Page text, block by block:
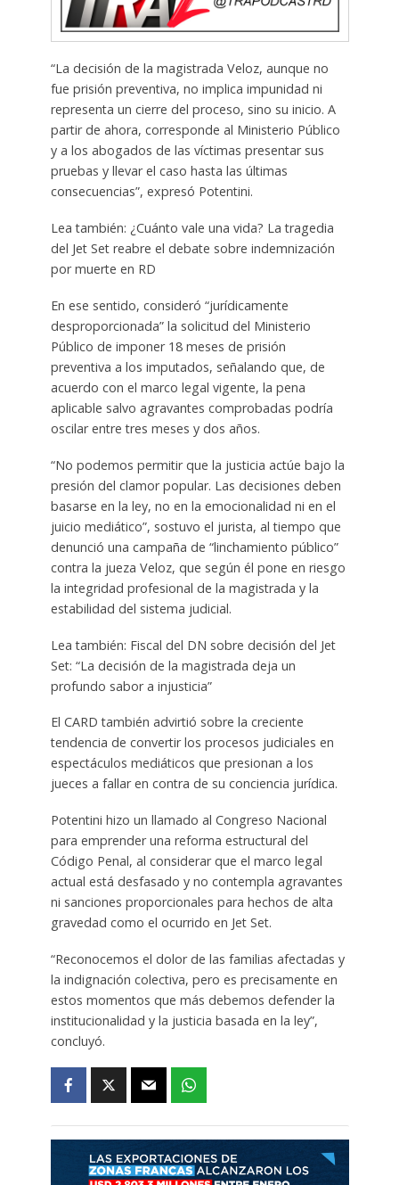
“La decisión de la magistrada Veloz, aunque no
fue prisión preventiva, no implica impunidad ni
representa un cierre del proceso, sino su inicio. A
partir de ahora, corresponde al Ministerio Público
y a los abogados de las víctimas presentar sus
pruebas y llevar el caso hasta las últimas
consecuencias”, expresó Potentini.
Lea también: ¿Cuánto vale una vida? La tragedia
del Jet Set reabre el debate sobre indemnización
por muerte en RD
En ese sentido, consideró “jurídicamente
desproporcionada” la solicitud del Ministerio
Público de imponer 18 meses de prisión
preventiva a los imputados, señalando que, de
acuerdo con el marco legal vigente, la pena
aplicable salvo agravantes comprobadas podría
oscilar entre tres meses y dos años.
“No podemos permitir que la justicia actúe bajo la
presión del clamor popular. Las decisiones deben
basarse en la ley, no en la emocionalidad ni en el
juicio mediático”, sostuvo el jurista, al tiempo que
denunció una campaña de “linchamiento público”
contra la jueza Veloz, que según él pone en riesgo
la integridad profesional de la magistrada y la
estabilidad del sistema judicial.
Lea también: Fiscal del DN sobre decisión del Jet
Set: “La decisión de la magistrada deja un
profundo sabor a injusticia”
El CARD también advirtió sobre la creciente
tendencia de convertir los procesos judiciales en
espectáculos mediáticos que presionan a los
jueces a fallar en contra de su conciencia jurídica.
Potentini hizo un llamado al Congreso Nacional
para emprender una reforma estructural del
Código Penal, al considerar que el marco legal
actual está desfasado y no contempla agravantes
ni sanciones proporcionales para hechos de alta
gravedad como el ocurrido en Jet Set.
“Reconocemos el dolor de las familias afectadas y
la indignación colectiva, pero es precisamente en
estos momentos que más debemos defender la
institucionalidad y la justicia basada en la ley”,
concluyó.